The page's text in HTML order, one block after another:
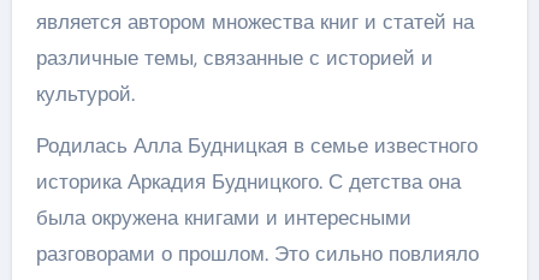
является автором множества книг и статей на
различные темы, связанные с историей и
культурой.
Родилась Алла Будницкая в семье известного
историка Аркадия Будницкого. С детства она
была окружена книгами и интересными
разговорами о прошлом. Это сильно повлияло